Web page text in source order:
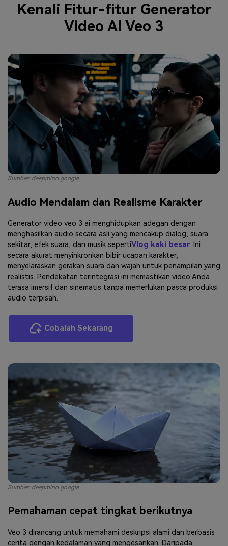
Kenali Fitur-fitur Generator
Video AI Veo 3
Audio Mendalam dan Realisme Karakter
Generator video veo 3 ai menghidupkan adegan dengan
menghasilkan audio secara asli yang mencakup dialog, suara
sekitar, efek suara, dan musik sepertiVlog kaki besar. Ini
secara akurat menyinkronkan bibir ucapan karakter,
menyelaraskan gerakan suara dan wajah untuk penampilan yang
realistis. Pendekatan terintegrasi ini memastikan video Anda
terasa imersif dan sinematis tanpa memerlukan pasca produksi
audio terpisah.
Cobalah Sekarang
Sumber: deepmind.google
Pemahaman cepat tingkat berikutnya
Veo 3 dirancang untuk memahami deskripsi alami dan berbasis
cerita dengan kedalaman yang mengesankan. Daripada
Sumber: deepmind.google